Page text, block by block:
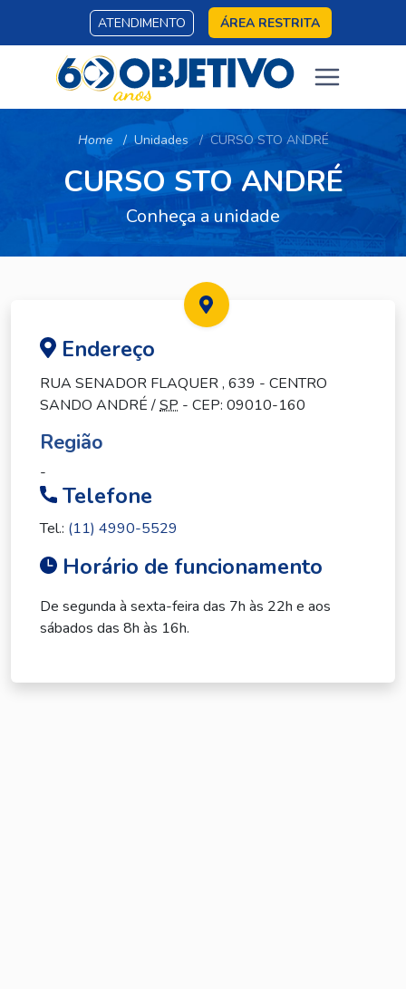
ATENDIMENTO ÁREA RESTRITA
Home Unidades CURSO STO ANDRÉ
CURSO STO ANDRÉ
Conheça a unidade
Endereço
RUA SENADOR FLAQUER , 639 - CENTRO
SANDO ANDRÉ /SP - CEP: 09010-160
Região
-
Telefone
Tel.: (11) 4990-5529
Horário de funcionamento
De segunda à sexta-feira das 7h às 22h e aos
sábados das 8h às 16h.